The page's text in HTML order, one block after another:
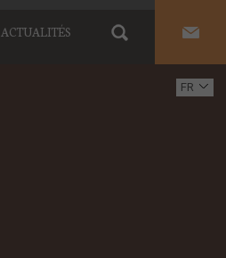
ACTUALITÉS
FR